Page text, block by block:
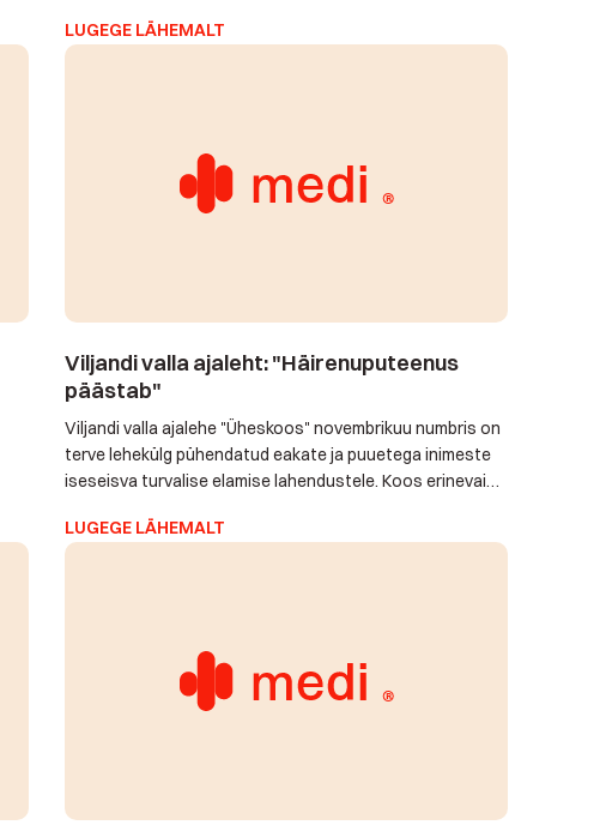
midagi meeldivamat kui sündida, kasvada, elada ja
LUGEGE LÄHEMALT
Viljandi valla ajaleht: "Häirenuputeenus
päästab"
Viljandi valla ajalehe "Üheskoos" novembrikuu numbris on
terve lehekülg pühendatud eakate ja puuetega inimeste
iseseisva turvalise elamise lahendustele. Koos erinevaid
häirenuputeenusest, mis on Eestis inimesi aidanud ja
mis aitab vajadusel lähedase […]
LUGEGE LÄHEMALT